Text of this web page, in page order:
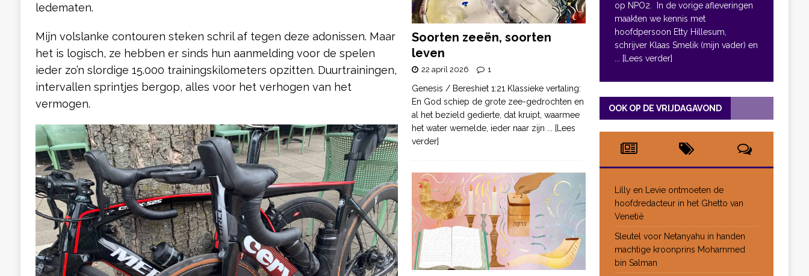
ledematen.
Mijn volslanke contouren steken schril af tegen deze adonissen. Maar
het is logisch, ze hebben er sinds hun aanmelding voor de spelen
ieder zo’n slordige 15.000 trainingskilometers opzitten. Duurtrainingen,
intervallen sprintjes bergop, alles voor het verhogen van het
vermogen.
Soorten zeeën, soorten
leven
22 april 2026 1
Genesis / Bereshiet 1:21 Klassieke vertaling:
En God schiep de grote zee-gedrochten en
al het bezield gedierte, dat kruipt, waarmee
het water wemelde, ieder naar zijn ... [Lees
verder]
op NPO2. In de vorige afleveringen
maakten we kennis met
hoofdpersoon Etty Hillesum,
schrijver Klaas Smelik (mijn vader) en
... [Lees verder]
OOK OP DE VRIJDAGAVOND
Lilly en Levie ontmoeten de
hoofdredacteur in het Ghetto van
Venetië
Sleutel voor Netanyahu in handen
machtige kroonprins Mohammed
bin Salman